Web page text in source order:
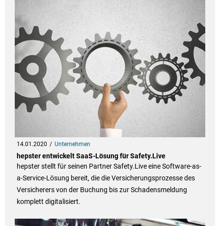
14.01.2020 Unternehmen
hepster entwickelt SaaS-Lösung für Safety.Live
hepster stellt für seinen Partner Safety.Live eine Software-as-
a-Service-Lösung bereit, die die Versicherungsprozesse des
Versicherers von der Buchung bis zur Schadensmeldung
komplett digitalisiert.